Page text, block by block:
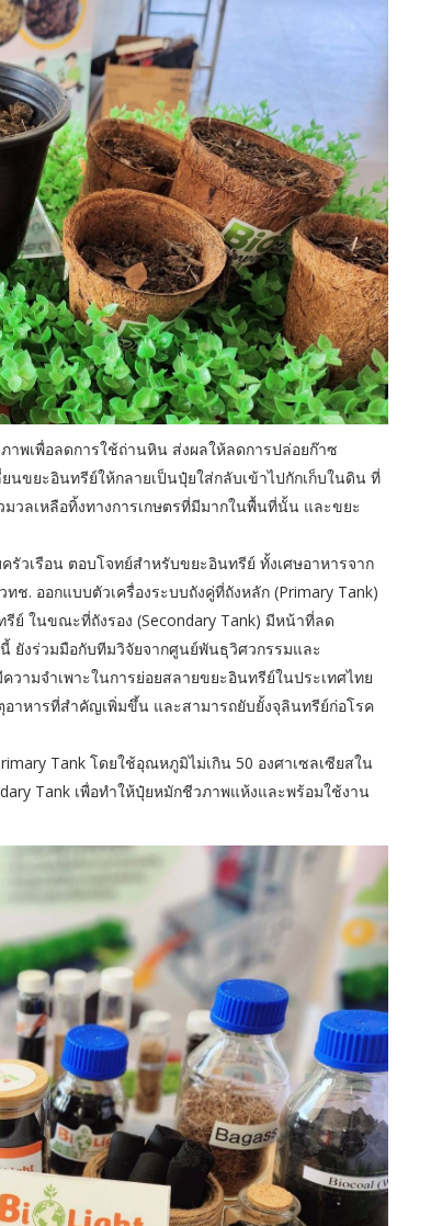
าพเพื่อลดการใช้ถ่านหิน ส่งผลให้ลดการปล่อยก๊าซ
ขยะอินทรีย์ให้กลายเป็นปุ๋ยใส่กลับเข้าไปกักเก็บในดิน ที่
วลเหลือทิ้งทางการเกษตรที่มีมากในพื้นที่นั้น และขยะ
วเรือน ตอบโจทย์สำหรับขยะอินทรีย์ ทั้งเศษอาหารจาก
ช. ออกแบบตัวเครื่องระบบถังคู่ที่ถังหลัก (Primary Tank)
ในขณะที่ถังรอง (Secondary Tank) มีหน้าที่ลด
ยังร่วมมือกับทีมวิจัยจากศูนย์พันธุวิศวกรรมและ
ามจำเพาะในการย่อยสลายขยะอินทรีย์ในประเทศไทย
าหารที่สำคัญเพิ่มขึ้น และสามารถยับยั้งจุลินทรีย์ก่อโรค
Tank โดยใช้อุณหภูมิไม่เกิน 50 องศาเซลเซียสใน
Tank เพื่อทำให้ปุ๋ยหมักชีวภาพแห้งและพร้อมใช้งาน